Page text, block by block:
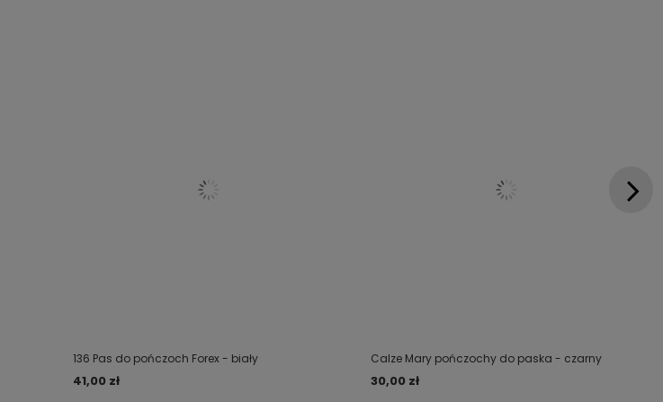
136 Pas do pończoch Forex - biały
41,00 zł
Calze Mary pończochy do paska - czarny
30,00 zł